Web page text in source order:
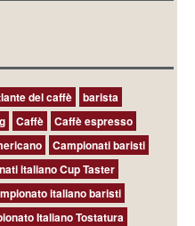
del caffè
barista
Caffè
Caffè espresso
Campionati baristi
italiano Cup Taster
italiano baristi
Italiano Tostatura